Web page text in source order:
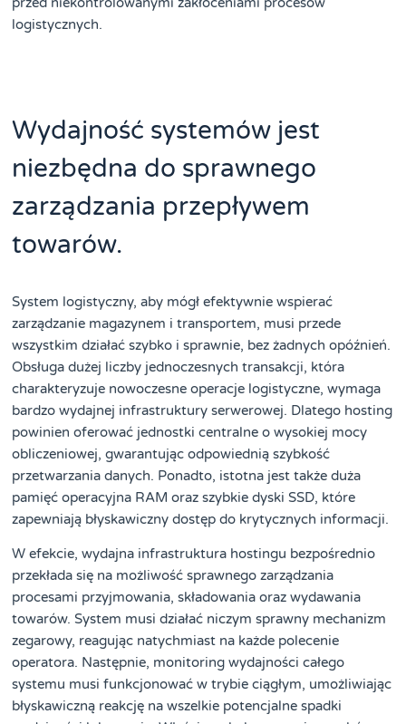
logistycznych.
Wydajność systemów jest
niezbędna do sprawnego
zarządzania przepływem
towarów.
System logistyczny, aby mógł efektywnie wspierać
zarządzanie magazynem i transportem, musi przede
wszystkim działać szybko i sprawnie, bez żadnych opóźnień.
Obsługa dużej liczby jednoczesnych transakcji, która
charakteryzuje nowoczesne operacje logistyczne, wymaga
bardzo wydajnej infrastruktury serwerowej. Dlatego hosting
powinien oferować jednostki centralne o wysokiej mocy
obliczeniowej, gwarantując odpowiednią szybkość
przetwarzania danych. Ponadto, istotna jest także duża
pamięć operacyjna RAM oraz szybkie dyski SSD, które
zapewniają błyskawiczny dostęp do krytycznych informacji.
W efekcie, wydajna infrastruktura hostingu bezpośrednio
przekłada się na możliwość sprawnego zarządzania
procesami przyjmowania, składowania oraz wydawania
towarów. System musi działać niczym sprawny mechanizm
zegarowy, reagując natychmiast na każde polecenie
operatora. Następnie, monitoring wydajności całego
systemu musi funkcjonować w trybie ciągłym, umożliwiając
błyskawiczną reakcję na wszelkie potencjalne spadki